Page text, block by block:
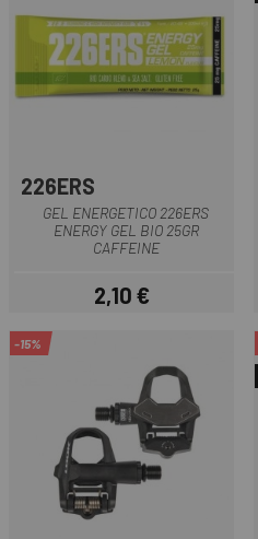
226ERS
GEL ENERGETICO 226ERS
ENERGY GEL BIO 25GR
CAFFEINE
Precio
2,10 €
-15%